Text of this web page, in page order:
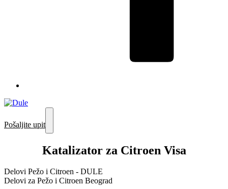
Pošaljite upit
Katalizator za Citroen Visa
Delovi Pežo i Citroen - DULE
Delovi za Pežo i Citroen Beograd